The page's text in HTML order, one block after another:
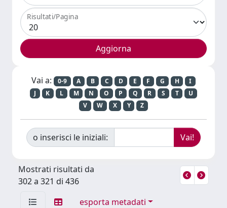
Risultati/Pagina
Vai a: 0-9 A B C D E F G H
I
J
K L M N O P Q R S T
U
V
W X Y Z
o inserisci le iniziali:
Mostrati risultati da
302 a 321 di 436
esporta metadati